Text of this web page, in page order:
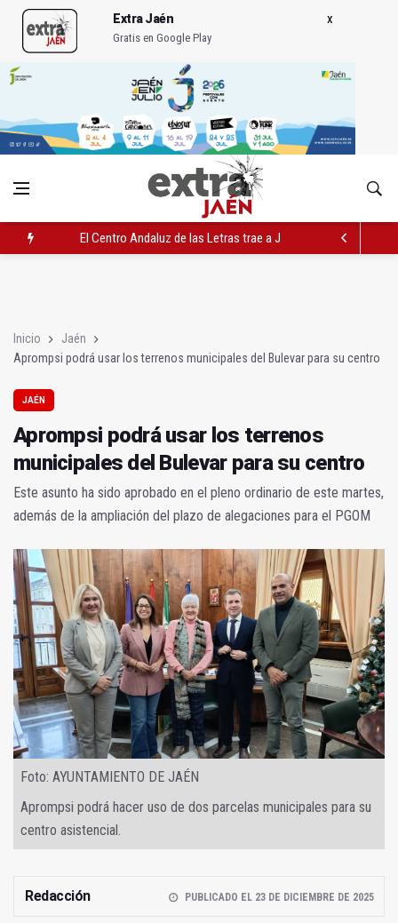
Extra Jaén
Gratis en Google Play
El Centro Andaluz de las Letras trae a Jaén al filósofo Omar
Inicio
Jaén
Aprompsi podrá usar los terrenos municipales del Bulevar para su centro
JAÉN
Aprompsi podrá usar los terrenos
municipales del Bulevar para su centro
Este asunto ha sido aprobado en el pleno ordinario de este martes,
además de la ampliación del plazo de alegaciones para el PGOM
Foto: AYUNTAMIENTO DE JAÉN
Aprompsi podrá hacer uso de dos parcelas municipales para su
centro asistencial.
Redacción PUBLICADO EL 23 DE DICIEMBRE DE 2025